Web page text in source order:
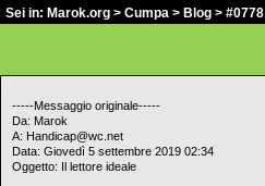
Sei in: Marok.org > Cumpa > Blog > #0778
-----Messaggio originale-----
Da: Marok
A: Handicap@wc.net
Data: Giovedì 5 settembre 2019 02:34
Oggetto: Il lettore ideale